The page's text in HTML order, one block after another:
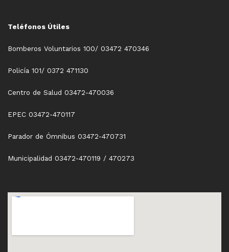
Teléfonos Útiles
Bomberos Voluntarios 100/ 03472 470346
Policía 101/ 0372 471130
Centro de Salud 03472-470036
EPEC 03472-470117
Parador de Ómnibus 03472-470731
Municipalidad 03472-470119 / 470273